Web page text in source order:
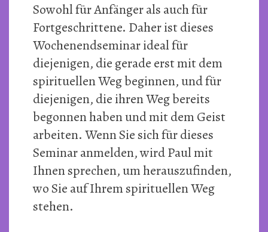
Sowohl für Anfänger als auch für
Fortgeschrittene. Daher ist dieses
Wochenendseminar ideal für
diejenigen, die gerade erst mit dem
spirituellen Weg beginnen, und für
diejenigen, die ihren Weg bereits
begonnen haben und mit dem Geist
arbeiten. Wenn Sie sich für dieses
Seminar anmelden, wird Paul mit
Ihnen sprechen, um herauszufinden,
wo Sie auf Ihrem spirituellen Weg
stehen.